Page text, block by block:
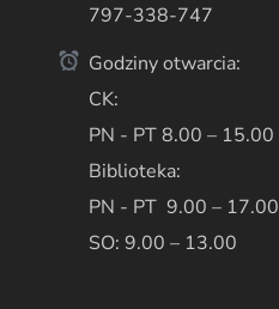
797-338-747
Godziny otwarcia:
CK:
PN - PT 8.00 – 15.00
Biblioteka:
PN - PT 9.00 – 17.00
SO: 9.00 – 13.00